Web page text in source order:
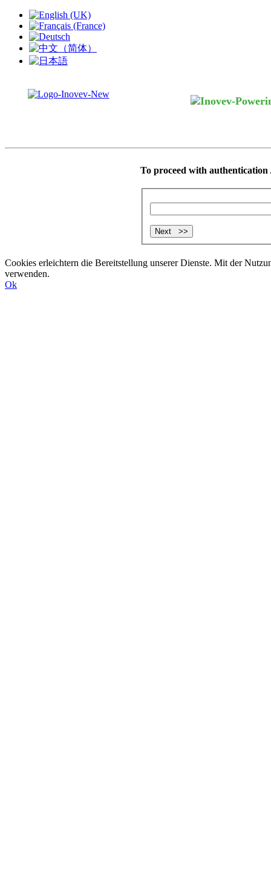
To proceed with
Cookies erleichtern die Bereitstellung unserer Dienste. Mit der
verwenden.
Ok